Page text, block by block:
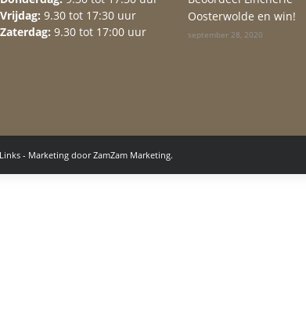
Vrijdag: 9.30 tot 17:30 uur
Zaterdag: 9.30 tot 17:00 uur
Oosterwolde en win!
september 28, 2020
Links - Marketing doorZamZam Marketing.